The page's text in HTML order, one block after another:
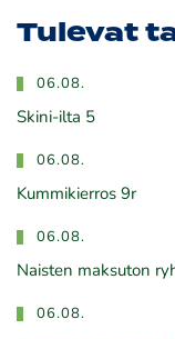
Tulevat
06.08.
Skini-ilta 5
06.08.
Kummikierros 9r
06.08.
Naisten maksuton
06.08.